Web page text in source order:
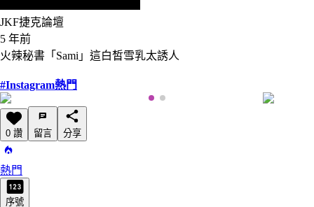
JKF捷克論壇
5 年前
火辣秘書「Sami」這白皙雪乳太誘人
#Instagram熱門
0 讚 留言 分享
熱門
序號